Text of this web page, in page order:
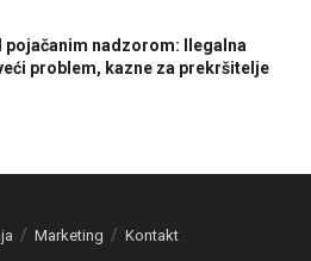
pojačanim nadzorom: Ilegalna
problem, kazne za prekršitelje
Marketing Kontakt